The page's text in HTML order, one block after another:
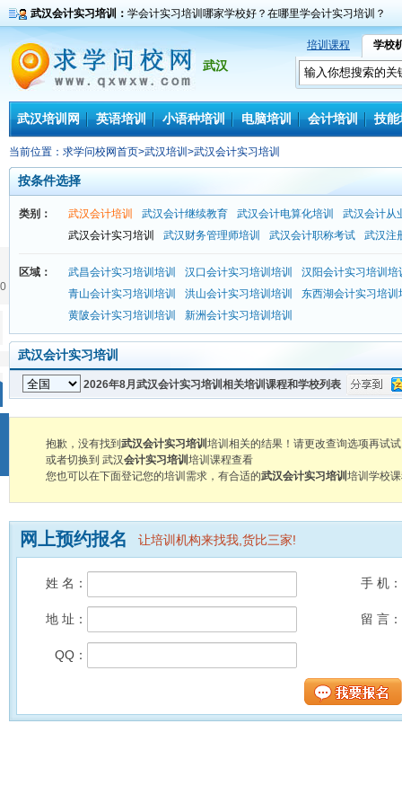
武汉会计实习培训： 学会计实习培训哪家学校好？在哪里学会计实习培训？
武汉
培训课程 学校
武汉培训网 英语培训 小语种培训 电脑培训 会计培训 技能
当前位置： 求学问校网首页>武汉培训 >武汉会计实习培训
按条件选择
类别： 武汉会计培训 武汉会计继续教育 武汉会计电算化培训
武汉会计从
武汉会计实习培训
武汉财务管理师培训 武汉会计职称考试 武汉注
区域： 武昌会计实习培训培训 汉口会计实习培训培训
汉阳会计实习培训培
青山会计实习培训培训
洪山会计实习培训培训
东西湖会计实习培训
黄陂会计实习培训培训
新洲会计实习培训培训
武汉会计实习培训
2026年8月武汉会计实习培训相关培训课程和学校列表
抱歉，没有找到 武汉会计实习培训 培训相关的结果！请更改查询选项再试
或者切换到 武汉会计实习培训 培训课程查看
您也可以在下面登记您的培训需求，有合适的武汉会计实习培训 培训学校
网上预约报名 让培训机构来找我,货比三家!
姓 名： 手 机：
地 址： 留 言：
QQ：